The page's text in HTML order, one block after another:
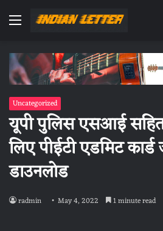
Menu
Uncategorized
यूपी पुलिस एसआई
लिए पीईटी एडमिट
डाउनलोड
radmin May 4, 2022 1 minute read